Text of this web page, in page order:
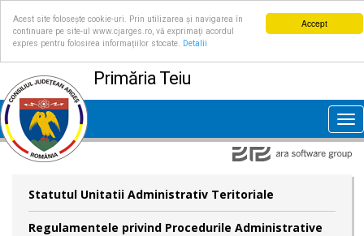
Accept
Acest site folosește cookie-uri. Prin utilizarea și navigarea în
continuare pe site-ul www.cjarges.ro, vă exprimați acordul
expres pentru folosirea informațiilor stocate.
Detalii
Primăria Teiu
Statutul Unitatii Administrativ Teritoriale
Regulamentele privind Procedurile Administrative